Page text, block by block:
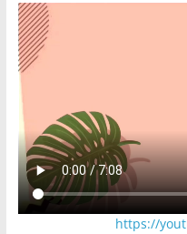
https://